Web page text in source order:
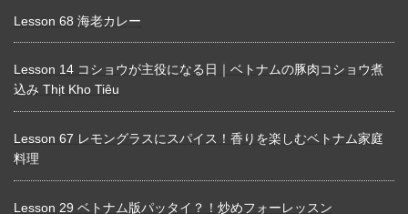
Lesson 68 海老カレー
Lesson 14 コショウが主役になる日｜ベトナムの豚肉コショウ煮
込み Thịt Kho Tiêu
Lesson 67 レモングラスにスパイス！香りを楽しむベトナム家庭
料理
Lesson 29 ベトナム版パッタイ？！炒めフォーレッスン